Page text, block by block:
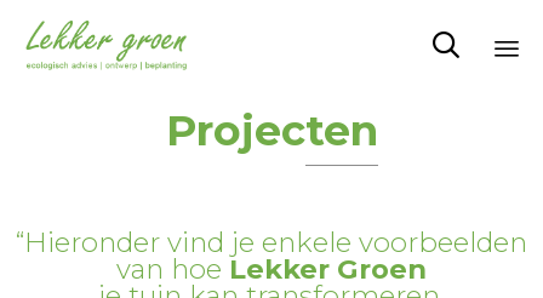

Projecten
“Hieronder vind je enkele voorbeelden
van hoe Lekker Groen